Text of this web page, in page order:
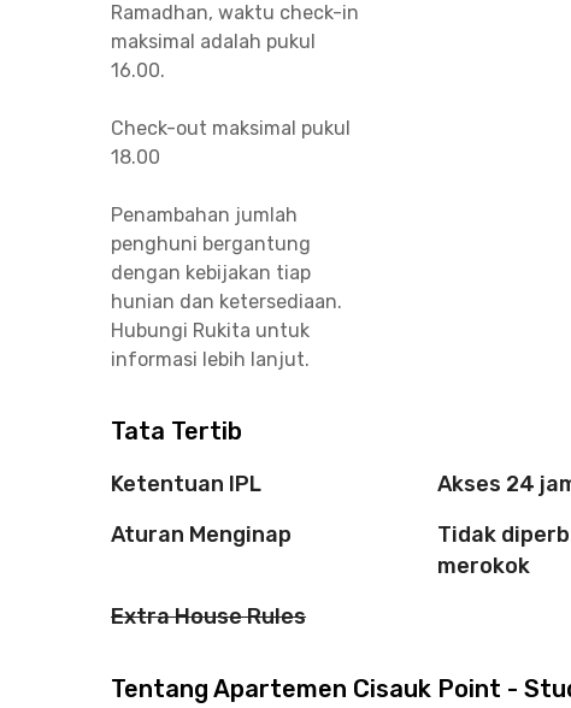
Ramadhan, waktu check-in
maksimal adalah pukul
16.00.
Check-out maksimal pukul
18.00
Penambahan jumlah
penghuni bergantung
dengan kebijakan tiap
hunian dan ketersediaan.
Hubungi Rukita untuk
informasi lebih lanjut.
Tata Tertib
Ketentuan IPL Akses 24
Aturan Menginap
Tidak
merokok
Extra House Rules
Tentang Apartemen Cisauk Point -